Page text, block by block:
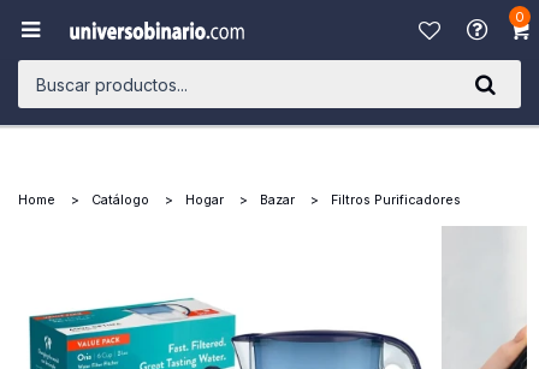
0

Home Catálogo Hogar Bazar Filtros Purificadores